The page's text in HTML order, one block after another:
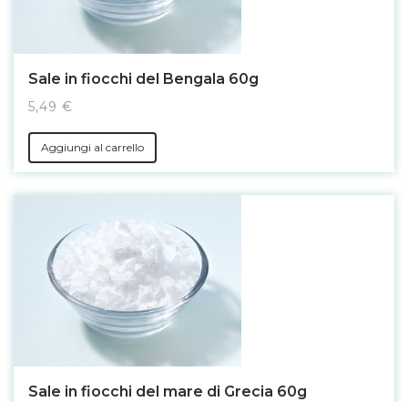
Sale in fiocchi del Bengala 60g
5,49 €
Aggiungi al carrello
Sale in fiocchi del mare di Grecia 60g